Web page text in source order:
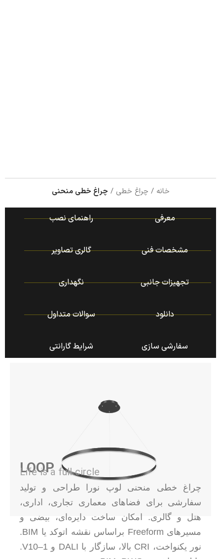
خانه چراغ خطی چراغ خطی منحنی
معرفی
مشخصات فنی
تجهیزات جانبی
دانلود
سفارشی سازی
راهنمای نصب
گالری تصاویر
نگهداری
سوالات متداول
شرایط گارانتی
LOOP
Life is a full circle
چراغ خطی منحنی لوپ نورا طراحی و تولید
سفارشی برای فضاهای معماری تجاری، اداری،
هتل و گالری. امکان ساخت دایره‌ای، بیضی و
مسیرهای Freeform براساس نقشه اتوکد یا BIM
.
نور یکنواخت، CRI بالا، سازگار با DALI و 1–10 V
.